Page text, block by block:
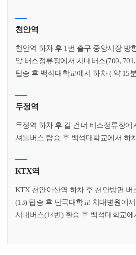
천안역
천안역 하차 후 1번 출구 중앙시장 방
앞 버스정류장에서 시내버스(700,
탑승 후 백석대학교에서 하차 ( 약 15
두정역
두정역 하차 후 길 건너 버스정류장에
셔틀버스 탑승 후 백석대학교에서 하
KTX역
KTX 천안아산역 하차 후 천안방면 버
(13) 탑승 후 단국대학교 치대병원에
시내버스(14번) 환승 후 백석대학교에